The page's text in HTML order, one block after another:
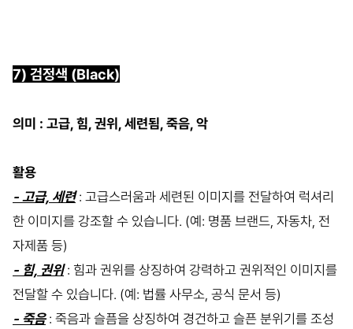
7) 검정색 (Black)
의미 : 고급, 힘, 권위, 세련됨, 죽음, 악
활용
- 고급, 세련: 고급스러움과 세련된 이미지를 전달하여 럭셔리
한 이미지를 강조할 수 있습니다. (예: 명품 브랜드, 자동차, 전
자제품 등)
- 힘, 권위: 힘과 권위를 상징하여 강력하고 권위적인 이미지를
전달할 수 있습니다. (예: 법률 사무소, 공식 문서 등)
- 죽음: 죽음과 슬픔을 상징하여 경건하고 슬픈 분위기를 조성